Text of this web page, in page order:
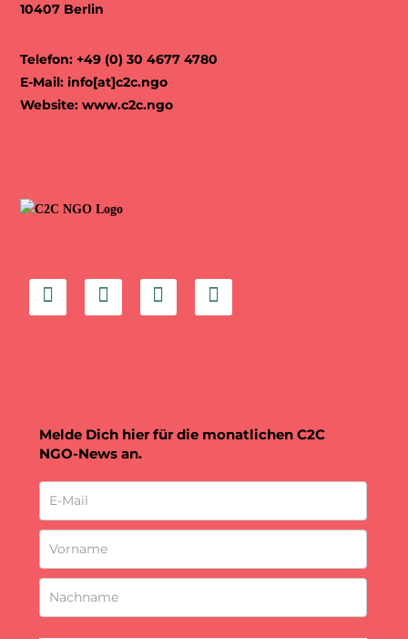
10407 Berlin
Telefon: +49 (0) 30 4677 4780
E-Mail:info[at]c2c.ngo
Website:www.c2c.ngo
Melde Dich hier für die monatlichen C2C
NGO-News an.